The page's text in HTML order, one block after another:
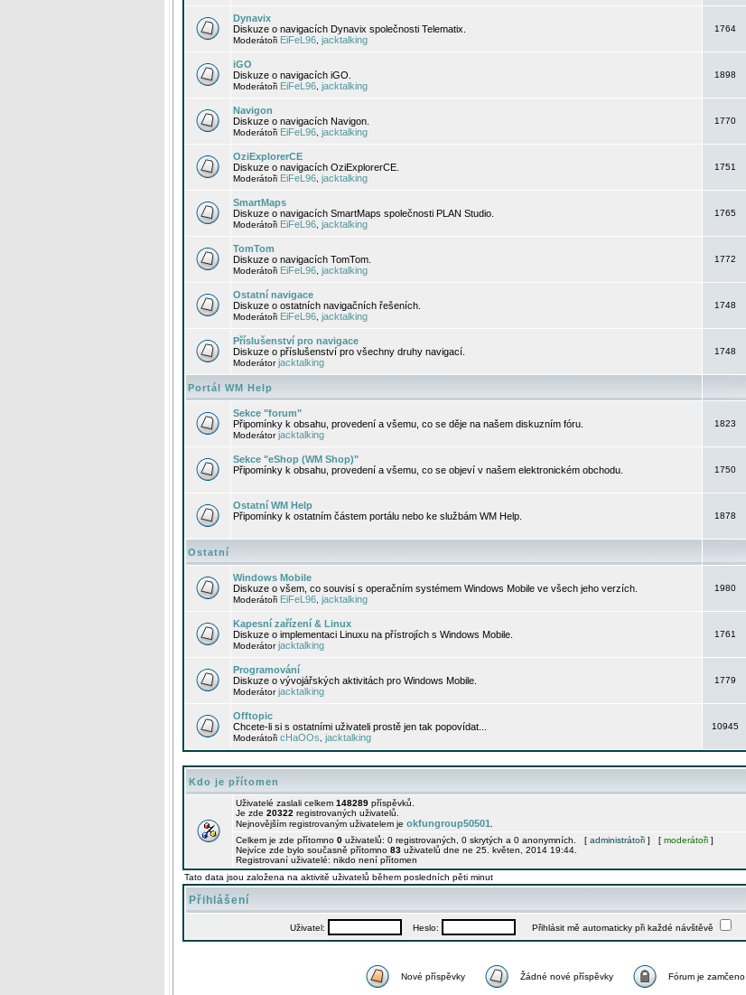
Dynavix
Diskuze o navigacích Dynavix společnosti Telematix.
Moderátoři EiFeL96 jacktalking
1764
iGO
Diskuze o navigacích iGO.
Moderátoři EiFeL96 jacktalking
1898
Navigon
Diskuze o navigacích Navigon.
Moderátoři EiFeL96 jacktalking
1770
OziExplorerCE
Diskuze o navigacích OziExplorerCE.
Moderátoři EiFeL96 jacktalking
1751
SmartMaps
Diskuze o navigacích SmartMaps společnosti PLAN Studio.
Moderátoři EiFeL96 jacktalking
1765
TomTom
Diskuze o navigacích TomTom.
Moderátoři EiFeL96 jacktalking
1772
Ostatní navigace
Diskuze o ostatních navigačních řešeních.
Moderátoři EiFeL96 jacktalking
1748
Příslušenství pro navigace
Diskuze o příslušenství pro všechny druhy navigací.
Moderátorjacktalking
1748
Portál WM Help
Sekce "forum"
Připomínky k obsahu, provedení a všemu, co se děje na našem diskuzním fóru.
Moderátorjacktalking
1823
Sekce "eShop (WM Shop)"
Připomínky k obsahu, provedení a všemu, co se objeví v našem elektronickém obchodu.
1750
Ostatní WM Help
Připomínky k ostatním částem portálu nebo ke službám WM Help.
1878
Ostatní
Windows Mobile
Diskuze o všem, co souvisí s operačním systémem Windows Mobile ve všech jeho verzích.
Moderátoři EiFeL96 jacktalking
1980
Kapesní zařízení & Linux
Diskuze o implementaci Linuxu na přístrojích s Windows Mobile.
Moderátorjacktalking
1761
Programování
Diskuze o vývojářských aktivitách pro Windows Mobile.
Moderátorjacktalking
1779
Offtopic
Chcete-li si s ostatními uživateli prostě jen tak popovídat...
Moderátoři cHaOOs jacktalking
10945
Kdo je přítomen
Uživatelé zaslali celkem 148289 příspěvků.
Je zde 20322 registrovaných uživatelů.
Nejnovějším registrovaným uživatelem je okfungroup50501
Celkem je zde přítomno 0 uživatelů: 0 registrovaných, 0 skrytých a 0 anonymních. [ administrátoři ] [ moderátoři ]
Nejvíce zde bylo současně přítomno 83 uživatelů dne ne 25. květen, 2014 19:44.
Registrovaní uživatelé: nikdo není přítomen
Tato data jsou založena na aktivitě uživatelů během posledních pěti minut
Přihlášení
Uživatel: Heslo: Přihlásit mě automaticky při každé návštěvě
Nové příspěvky Žádné nové příspěvky Fórum je zamčeno